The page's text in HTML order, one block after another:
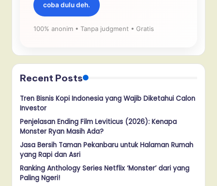
coba dulu deh.
100% anonim • Tanpa judgment • Gratis
Recent Posts
Tren Bisnis Kopi Indonesia yang Wajib Diketahui Calon
Investor
Penjelasan Ending Film Leviticus (2026): Kenapa
Monster Ryan Masih Ada?
Jasa Bersih Taman Pekanbaru untuk Halaman Rumah
yang Rapi dan Asri
Ranking Anthology Series Netflix ‘Monster’ dari yang
Paling Ngeri!